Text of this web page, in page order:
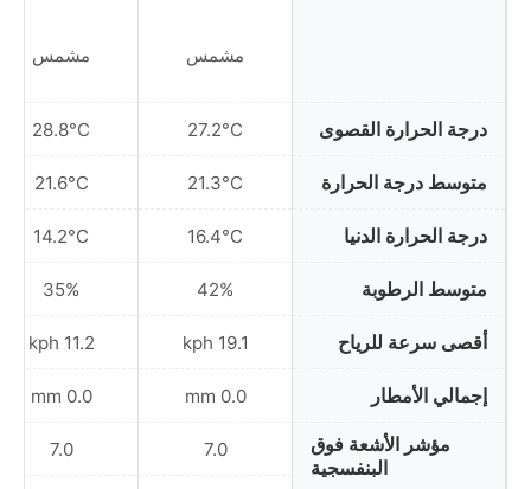
درجة الحرارة القصوى
متوسط درجة الحرارة
درجة الحرارة الدنيا
متوسط الرطوبة
أقصى سرعة للرياح
إجمالي الأمطار
مؤشر الأشعة فوق
البنفسجية
مشمس
27.2°C
21.3°C
16.4°C
42%
19.1 kph
0.0 mm
7.0
مشمس
28.8°C
21.6°C
14.2°C
35%
11.2 kph
0.0 mm
7.0